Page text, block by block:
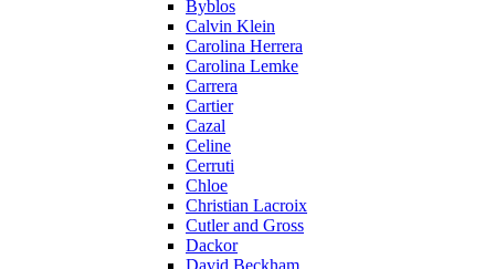
Byblos
Calvin Klein
Carolina Herrera
Carolina Lemke
Carrera
Cartier
Cazal
Celine
Cerruti
Chloe
Christian Lacroix
Cutler and Gross
Dackor
David Beckham